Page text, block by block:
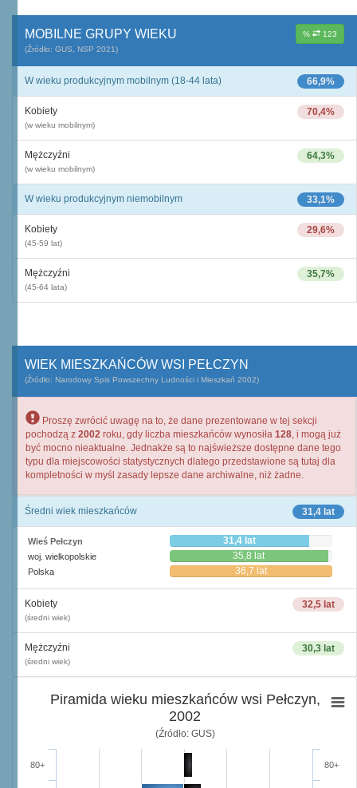
% 123
MOBILNE GRUPY WIEKU
(Źródło: GUS, NSP 2021)
66,9%
W wieku produkcyjnym mobilnym (18-44 lata)
70,4%
Kobiety
(w wieku mobilnym)
64,3%
Mężczyźni
(w wieku mobilnym)
33,1%
W wieku produkcyjnym niemobilnym
29,6%
Kobiety
(45-59 lat)
35,7%
Mężczyźni
(45-64 lata)
WIEK MIESZKAŃCÓW WSI PEŁCZYN
(Źródło: Narodowy Spis Powszechny Ludności i Mieszkań 2002)
Proszę zwrócić uwagę na to, że dane prezentowane w tej sekcji
pochodzą z 2002 roku, gdy liczba mieszkańców wynosiła 128, i mogą już
być mocno nieaktualne. Jednakże są to najświeższe dostępne dane tego
typu dla miejscowości statystycznych dlatego przedstawione są tutaj dla
kompletności w myśl zasady lepsze dane archiwalne, niż żadne.
31,4 lat
Średni wiek mieszkańców
Wieś Pełczyn 31,4 lat
woj. wielkopolskie 35,8 lat
Polska 36,7 lat
32,5 lat
Kobiety
(średni wiek)
30,3 lat
Mężczyźni
(średni wiek)
Piramida wieku mieszkańców wsi Pełczyn,
2002
(Źródło: GUS)
80+ 80+